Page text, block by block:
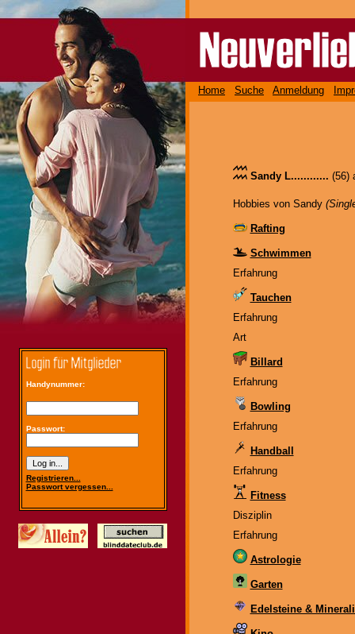
Handynummer:
Passwort:
Registrieren...
Passwort vergessen...
Home Suche Anmeldung
Sandy L............ (56)
Hobbies von Sandy
Rafting
Schwimmen
Erfahrung
Tauchen
Erfahrung
Art
Billard
Erfahrung
Bowling
Erfahrung
Handball
Erfahrung
Fitness
Disziplin
Erfahrung
Astrologie
Garten
Edelsteine &